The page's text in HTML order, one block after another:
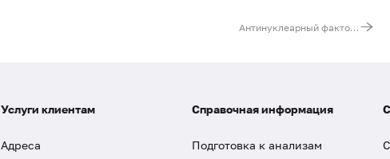
Антинуклеарный фактор на HEp-2-клетках, IgG
Услуги клиентам
Адреса
Справочная информация
Подготовка к анализам